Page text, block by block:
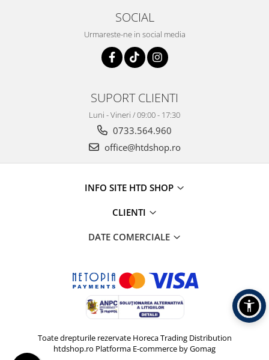
SOCIAL
Urmareste-ne in social media
SUPORT CLIENTI
Luni - Vineri / 09:00 - 17:30
0733.564.960
office@htdshop.ro
INFO SITE HTD SHOP
CLIENTI
DATE COMERCIALE
Toate drepturile rezervate Horeca Trading Distribution
htdshop.ro Platforma E-commerce by Gomag